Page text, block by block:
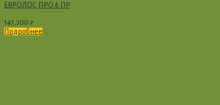
ЕВРОЛОС ПРО 6 ПР
147,700 ₽
Подробнее